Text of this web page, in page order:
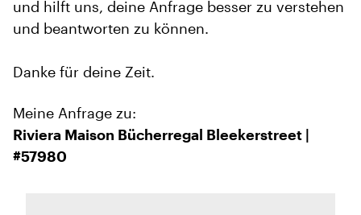
und hilft uns, deine Anfrage besser zu verstehen
und beantworten zu können.
Danke für deine Zeit.
Meine Anfrage zu:
Riviera Maison Bücherregal Bleekerstreet |
#57980